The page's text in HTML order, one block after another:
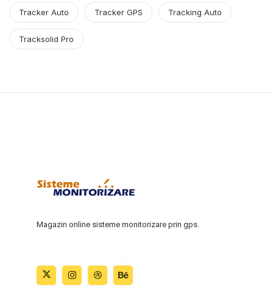
Tracker Auto Tracker GPS Tracking Auto
Tracksolid Pro
Magazin online sisteme monitorizare prin gps.